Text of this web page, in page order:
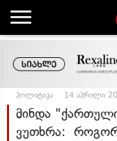
პოლიტიკა 14 აპრილი
მინდა
ვუთხრა: